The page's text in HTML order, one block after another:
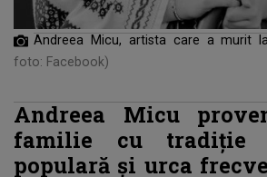
Andreea Micu, artista care a murit
foto: Facebook)
Andreea Micu
familie cu tradiție
populară și urca